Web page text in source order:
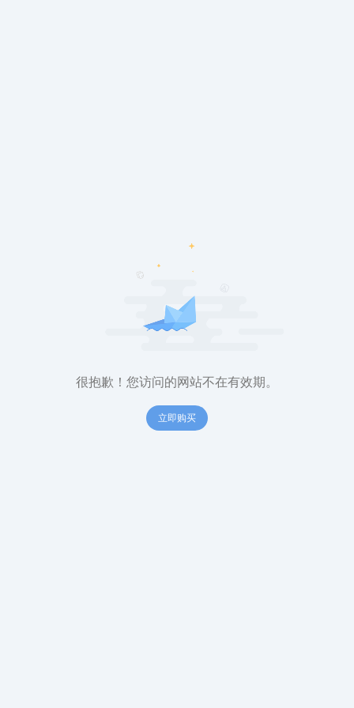
很抱歉！您访问的网站不在有效期。
立即购买